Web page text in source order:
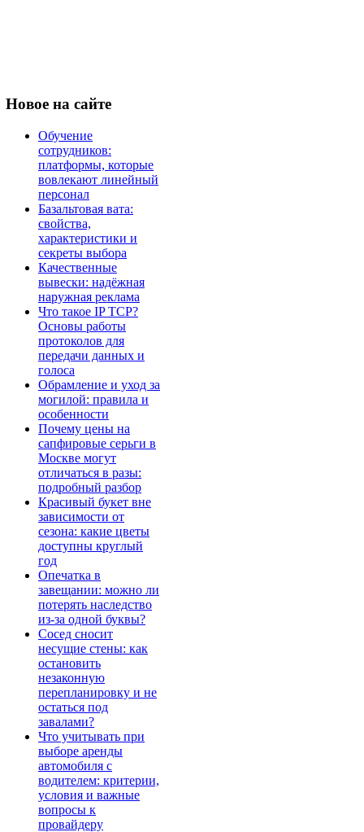
Новое на сайте
Обучение
сотрудников:
платформы, которые
вовлекают линейный
персонал
Базальтовая вата:
свойства,
характеристики и
секреты выбора
Качественные
вывески: надёжная
наружная реклама
Что такое IP TCP?
Основы работы
протоколов для
передачи данных и
голоса
Обрамление и уход за
могилой: правила и
особенности
Почему цены на
сапфировые серьги в
Москве могут
отличаться в разы:
подробный разбор
Красивый букет вне
зависимости от
сезона: какие цветы
доступны круглый
год
Опечатка в
завещании: можно ли
потерять наследство
из-за одной буквы?
Сосед сносит
несущие стены: как
остановить
незаконную
перепланировку и не
остаться под
завалами?
Что учитывать при
выборе аренды
автомобиля с
водителем: критерии,
условия и важные
вопросы к
провайдеру